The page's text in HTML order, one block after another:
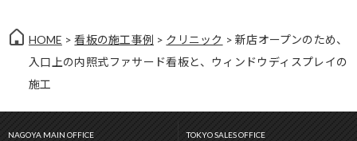
HOME >看板の施工事例 > クリニック > 新店オープンのため、
入口上の内照式ファサード看板と、ウィンドウディスプレイの
施工
NAGOYA MAIN OFFICE TOKYO SALES OFFICE